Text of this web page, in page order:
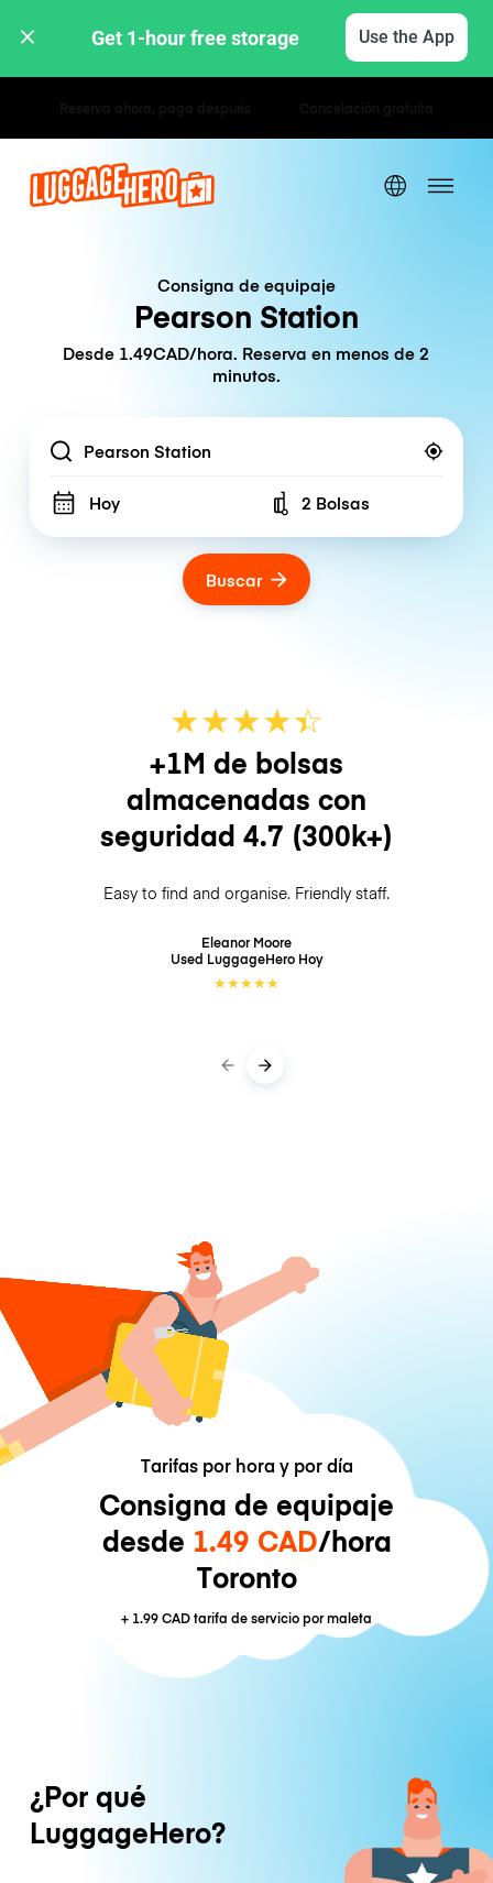
Get 1-hour free storage Use the App
Consigna de equipaje
Pearson Station
Desde 1.49CAD/hora. Reserva en menos de 2
minutos.
Location
Hoy Number of bags
2 Bolsas
Buscar
★★★★☆
★
+1M de bolsas
almacenadas con
seguridad 4.7 (300k+)
Easy to find and organise. Friendly staff.
Eleanor Moore
Used LuggageHero Hoy
★★★★★
Tarifas por hora y por día
Consigna de equipaje
desde 1.49 CAD/hora
Toronto
+ 1.99 CADtarifa de servicio por maleta
¿Por qué
LuggageHero?